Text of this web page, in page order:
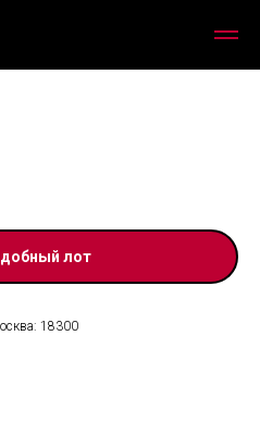
лот
18300